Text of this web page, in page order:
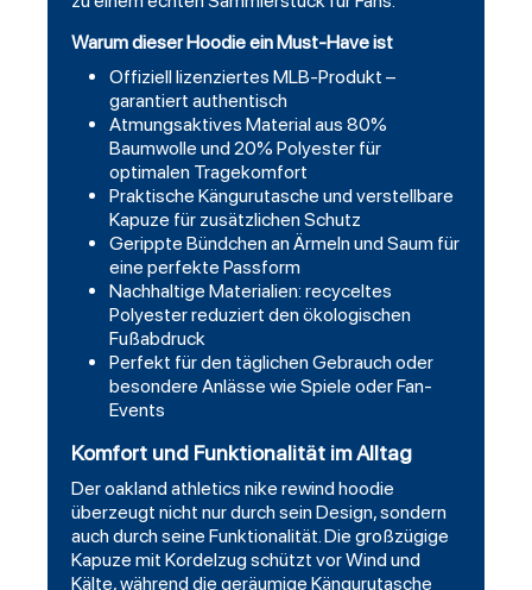
Warum dieser Hoodie ein Must-Have ist
Offiziell lizenziertes MLB-Produkt –
garantiert authentisch
Atmungsaktives Material aus 80%
Baumwolle und 20% Polyester für
optimalen Tragekomfort
Praktische Kängurutasche und verstellbare
Kapuze für zusätzlichen Schutz
Gerippte Bündchen an Ärmeln und Saum für
eine perfekte Passform
Nachhaltige Materialien: recyceltes
Polyester reduziert den ökologischen
Fußabdruck
Perfekt für den täglichen Gebrauch oder
besondere Anlässe wie Spiele oder Fan-
Events
Komfort und Funktionalität im Alltag
Der oakland athletics nike rewind hoodie
überzeugt nicht nur durch sein Design, sondern
auch durch seine Funktionalität. Die großzügige
Kapuze mit Kordelzug schützt vor Wind und
Kälte, während die geräumige Kängurutasche